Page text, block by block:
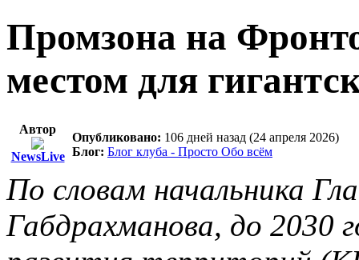
Промзона на
местом для
Автор
NewsLive
Опубликовано: 106 дней назад (24 апреля 2026)
Блог: Блог клуба - Просто Обо всём
По словам начальника
Габдрахманова, до 2030